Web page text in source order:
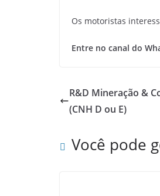
Os motoristas
Entre no canal do
R&D Mineração &
(CNH D ou E)
Você pode